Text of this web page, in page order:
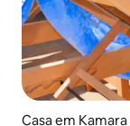
Casa em Kamara